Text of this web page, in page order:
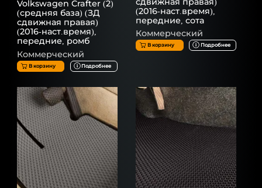
Volkswagen Crafter (2)
(средняя база) (ЗД
сдвижная правая)
(2016-наст.время),
передние, ромб
Коммерческий
В корзину Подробнее
(2016-наст.время),
передние, сота
Коммерческий
В корзину Подробнее